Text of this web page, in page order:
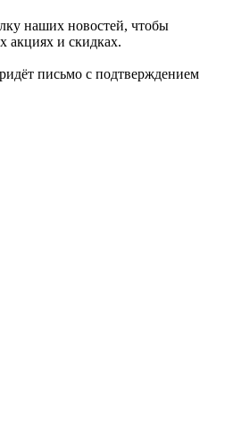
наших новостей, чтобы
акциях и скидках.
письмо с подтверждением